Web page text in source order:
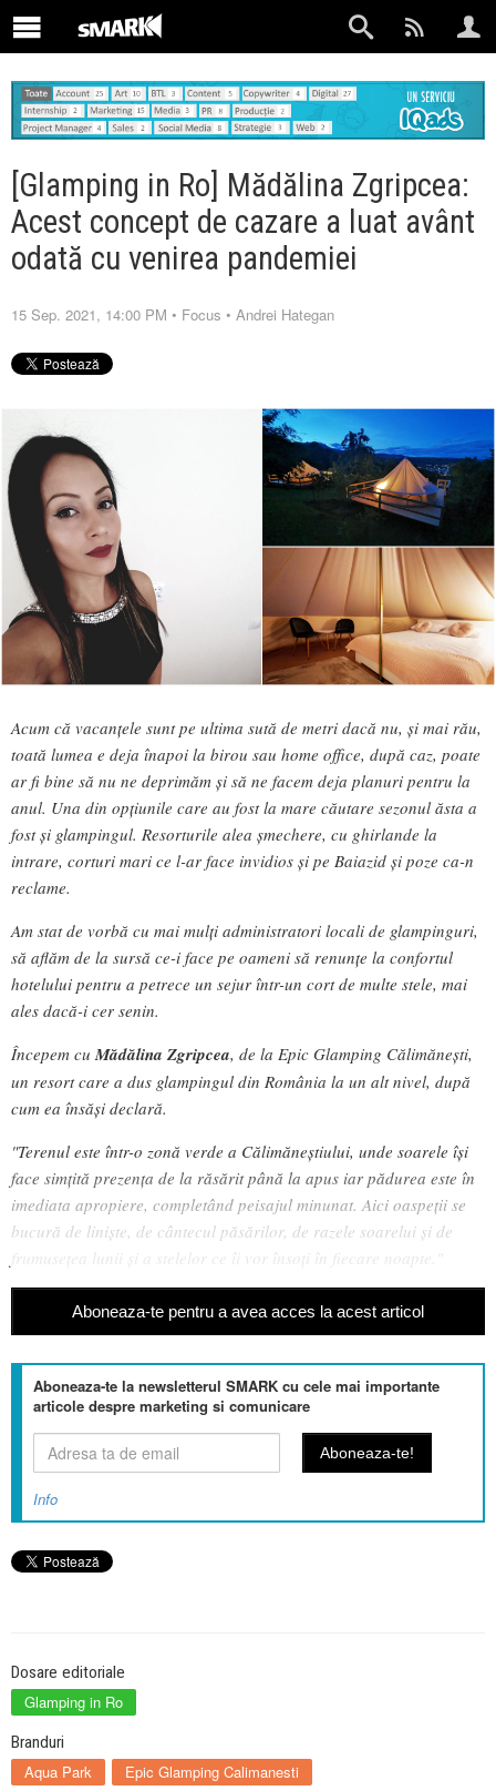
[Glamping in Ro] Mădălina Zgripcea:
Acest concept de cazare a luat avânt
odată cu venirea pandemiei
15 Sep. 2021, 14:00 PM • Focus • Andrei Hategan
Acum că vacanțele sunt pe ultima sută de metri dacă nu, și mai rău,
toată lumea e deja înapoi la birou sau home office, după caz, poate
ar fi bine să nu ne deprimăm și să ne facem deja planuri pentru la
anul. Una din opțiunile care au fost la mare căutare sezonul ăsta a
fost și glampingul. Resorturile alea șmechere, cu ghirlande la
intrare, corturi mari ce l-ar face invidios și pe Baiazid și poze ca-n
reclame.
Am stat de vorbă cu mai mulți administratori locali de glampinguri,
să aflăm de la sursă ce-i face pe oameni să renunțe la confortul
hotelului pentru a petrece un sejur într-un cort de multe stele, mai
ales dacă-i cer senin.
Începem cu Mădălina Zgripcea, de la Epic Glamping Călimănești,
un resort care a dus glampingul din România la un alt nivel, după
cum ea însăși declară.
"Terenul este într-o zonă verde a Călimăneștiului, unde soarele își
face simțită prezența de la răsărit până la apus iar pădurea este în
imediata apropiere, completând peisajul minunat. Aici oaspeții se
bucură de liniște, de cântecul păsărilor, de razele soarelui și de
frumusețea lunii și a stelelor ce îi vor însoți în fiecare noapte."
Aboneaza-te pentru a avea acces la acest articol
Aboneaza-te la newsletterul SMARK cu cele mai importante
articole despre marketing si comunicare
Info
Dosare editoriale
Glamping in Ro
Branduri
Aqua Park Epic Glamping Calimanesti